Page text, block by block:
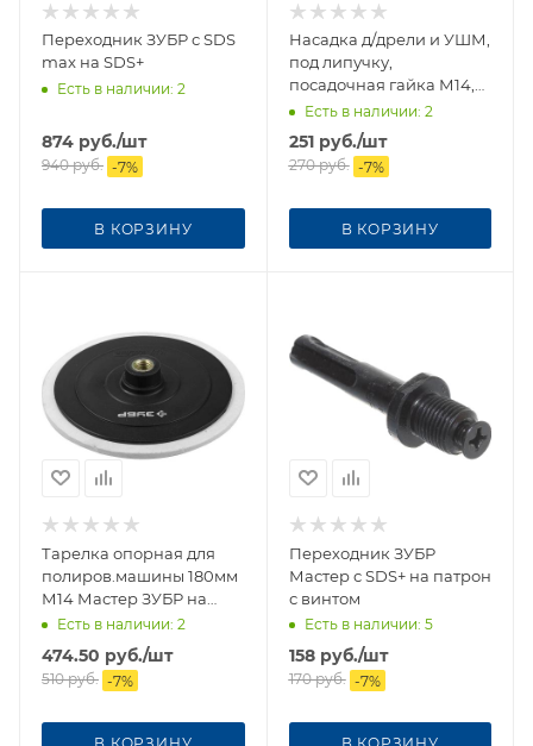
Переходник ЗУБР с SDS
max на SDS+
Есть в наличии: 2
874 руб./шт
940руб. -7%
В КОРЗИНУ
Насадка д/дрели и УШМ,
под липучку,
посадочная гайка М14,
125мм
Есть в наличии: 2
251руб./шт
270руб. -7%
В КОРЗИНУ
Тарелка опорная для
полиров.машины 180мм
М14 Мастер ЗУБР на
липучке
Есть в наличии: 2
474.50 руб./шт
510руб. -7%
В КОРЗИНУ
Переходник ЗУБР
Мастер с SDS+ на патрон
с винтом
Есть в наличии: 5
158руб./шт
170руб. -7%
В КОРЗИНУ